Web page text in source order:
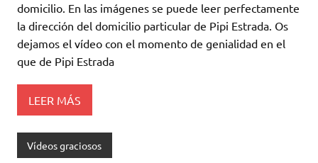
domicilio. En las imágenes se puede leer perfectamente
la dirección del domicilio particular de Pipi Estrada. Os
dejamos el vídeo con el momento de genialidad en el
que de Pipi Estrada
LEER MÁS
Vídeos graciosos